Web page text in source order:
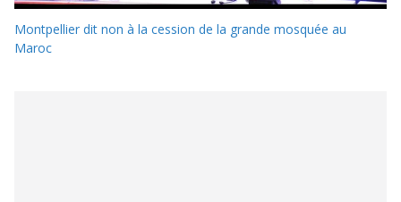
Montpellier dit non à la cession de la grande mosquée au
Maroc